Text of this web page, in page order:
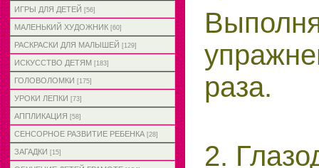
ИГРЫ ДЛЯ ДЕТЕЙ [56]
МАЛЕНЬКИЙ ХУДОЖНИК [60]
РАСКРАСКИ ДЛЯ МАЛЫШЕЙ [129]
ИСКУССТВО ДЕТЯМ [183]
ГОЛОВОЛОМКИ [175]
УРОКИ ЛЕПКИ [73]
АППЛИКАЦИЯ [58]
СЕНСОРНОЕ РАЗВИТИЕ РЕБЕНКА [28]
ЗАГАДКИ [15]
раза.
2.